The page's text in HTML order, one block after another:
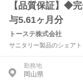
【品質保証】◆
与5.61ヶ月分
トーステ株式会社
サニタリー製品のシェア
勤務地
岡山県